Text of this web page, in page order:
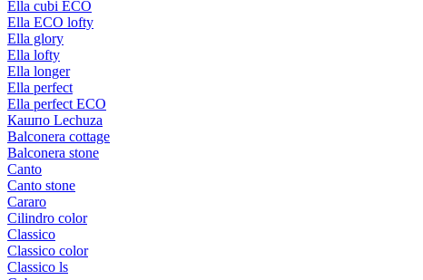
Ella cubi ECO
Ella ECO lofty
Ella glory
Ella lofty
Ella longer
Ella perfect
Ella perfect ECO
Кашпо Lechuza
Balconera cottage
Balconera stone
Canto
Canto stone
Cararo
Cilindro color
Classico
Classico color
Classico ls